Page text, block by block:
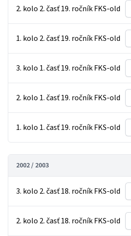
2. kolo 2. časť 19. ročník FKS-old
1. kolo 2. časť 19. ročník FKS-old
3. kolo 1. časť 19. ročník FKS-old
2. kolo 1. časť 19. ročník FKS-old
1. kolo 1. časť 19. ročník FKS-old
2002 / 2003
3. kolo 2. časť 18. ročník FKS-old
2. kolo 2. časť 18. ročník FKS-old